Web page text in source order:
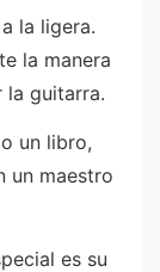
la ligera.
la manera
la guitarra.
un libro,
un maestro
es su